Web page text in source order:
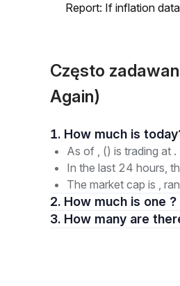
Report: If inflation
Często
Again)
1. How much is
As of , () is trading at .
In the last 24 hours,
The market cap is ,
2. How much is one ?
3. How many are